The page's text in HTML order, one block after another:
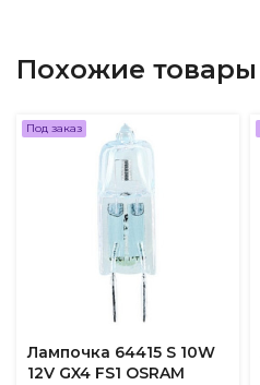
Похожие товары
Под заказ
Лампочка 64415 S 10W
12V GX4 FS1 OSRAM